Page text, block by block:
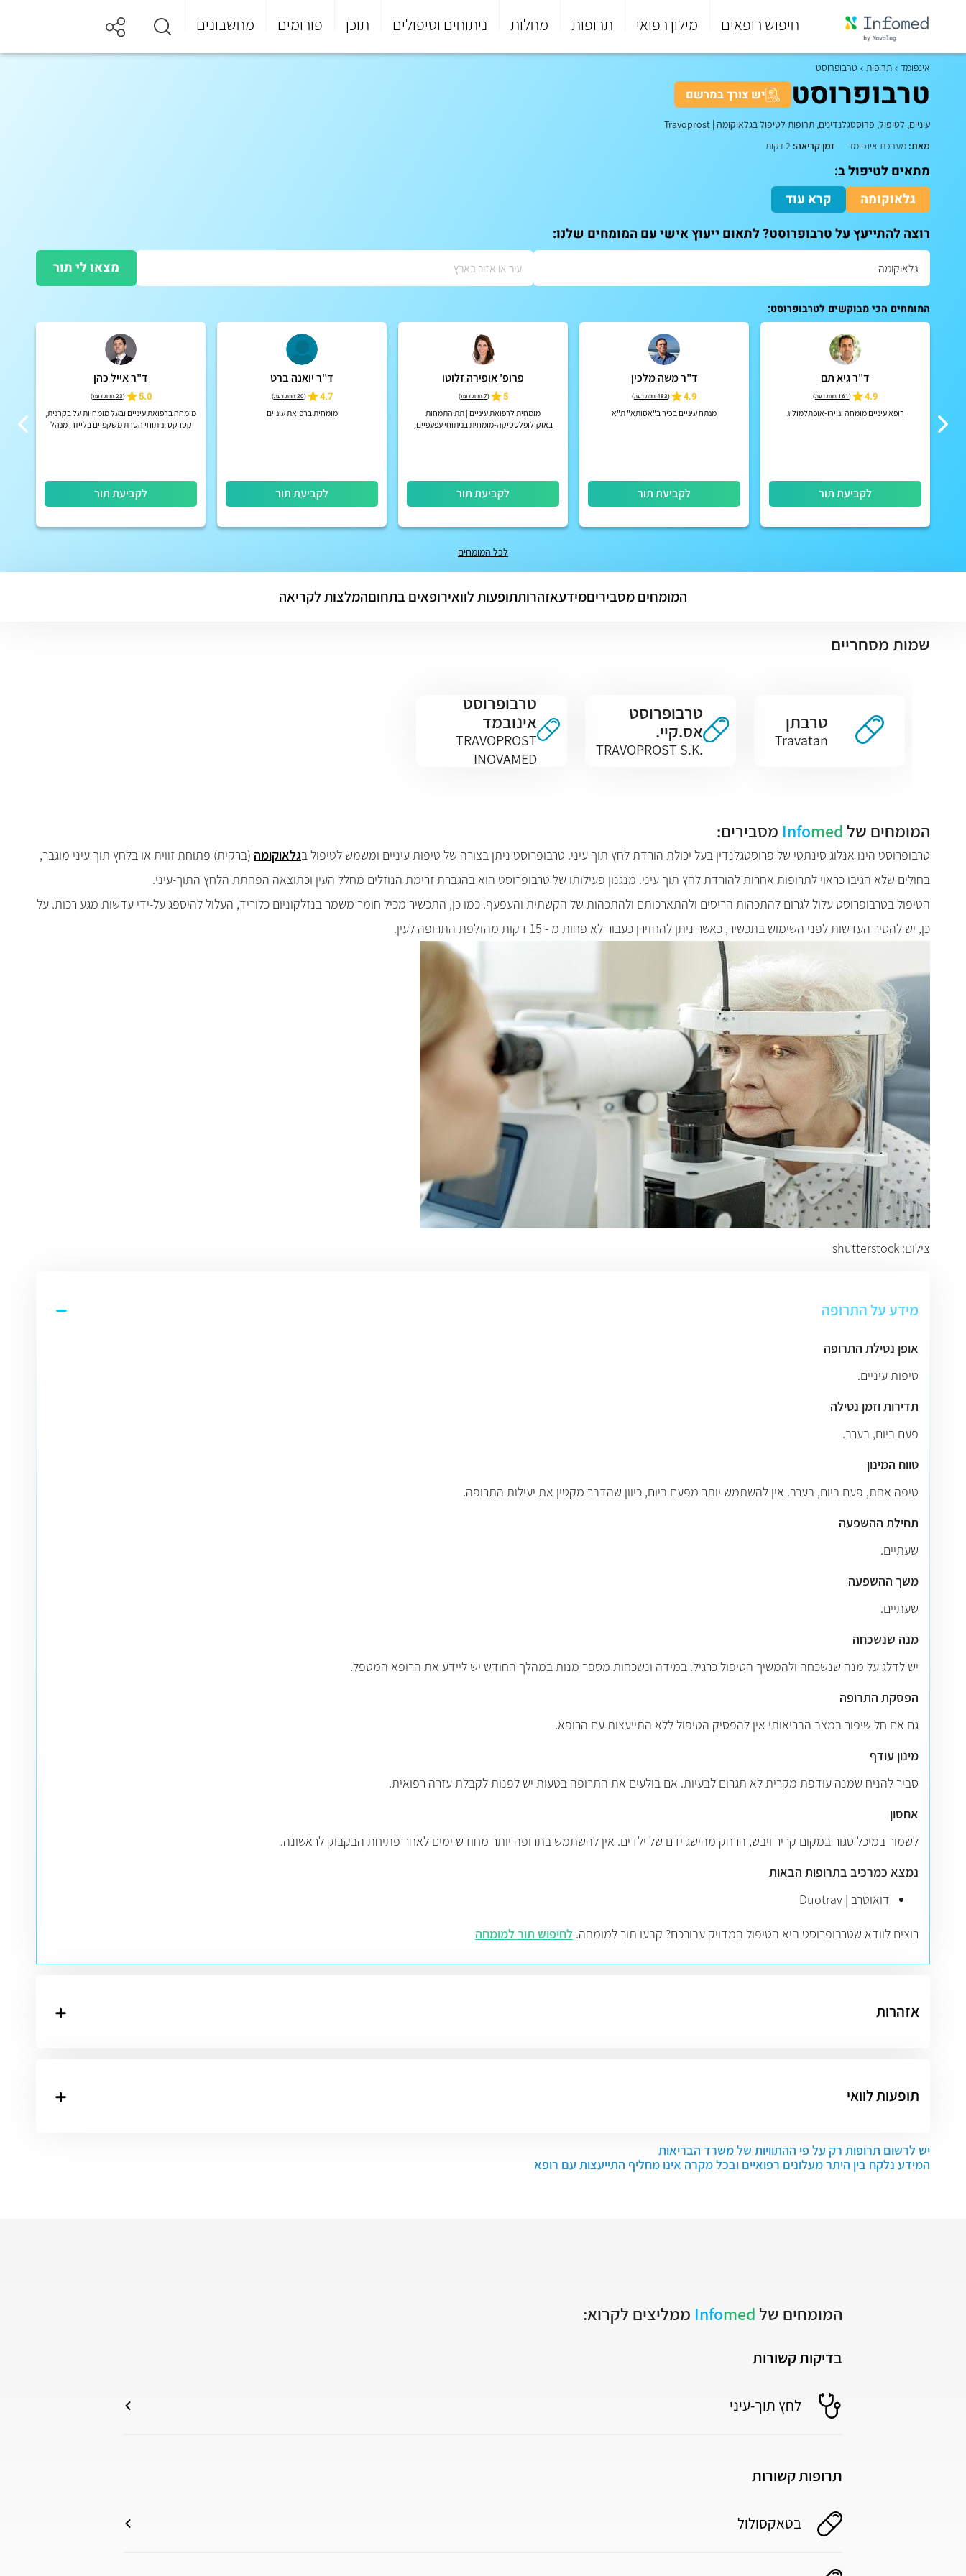
חיפוש רופאים מילון רפואי תרופות מחלות ניתוחים וטיפולים תוכן פורומים מחשבונים
סוף
הראשי.
אינפומד תרופות טרבופרוסט
טרבופרוסט יש צורך במרשם
עיניים, לטיפול, פרוסטגלנדינים, תרופות לטיפול בגלאוקומה |
Travoprost
מאת: מערכת אינפומד זמן קריאה:
מתאים לטיפול ב:
גלאוקומה
קרא עוד
רוצה להתייעץ על טרבופרוסט? לתאום ייעוץ אישי עם המומחים שלנו:
מצאו לי תור
המומחים הכי מבוקשים לטרבופרוסט:
ד"ר גיא תם
4.9
(161 חוות דעת )
רופא עיניים מומחה ונוירו-אופתלמולוג
לקביעת תור
ד"ר משה מלכין
4.9
(483 חוות דעת )
מנתח עיניים בכיר ב"אסותא" ת"א
לקביעת תור
פרופ' אופירה זלוטו
5
(7 חוות דעת )
מומחית לרפואת עיניים | תת התמחות
באוקולופלסטיקה-מומחית בניתוחי עפעפיים,
לקביעת תור
ד"ר יואנה ברט
4.7
(20 חוות דעת )
מומחית ברפואת עיניים
לקביעת תור
ד"ר אייל כהן
5.0
(23 חוות דעת )
מומחה ברפואת עיניים ובעל מומחיות על בקרנית,
קטרקט וניתוחי הסרת משקפיים בלייזר, מנהל
לקביעת תור
לכל המומחים
המומחים מסביריםמידעאזהרותתופעות לוואירופאים בתחוםהמלצות לקריאה
שמות מסחריים
טרבתן
Travatan
טרבופרוסט
אס.קיי.
.TRAVOPROST S.K
טרבופרוסט
אינובמד
TRAVOPROST
INOVAMED
המומחים של Infomed מסבירים:
טרבופרוסט הינו אנלוג סינתטי של פרוסטגלנדין בעל יכולת הורדת לחץ תוך עיני. טרבופרוסט ניתן בצורה של טיפות עיניים ומשמש לטיפול בגלאוקומה (ברקית) פתוחת זווית או בלחץ תוך עיני מוגבר,
בחולים שלא הגיבו כראוי לתרופות אחרות להורדת לחץ תוך עיני. מנגנון פעילותו של טרבופרוסט הוא בהגברת זרימת הנוזלים מחלל העין וכתוצאה הפחתת הלחץ התוך-עיני.
הטיפול בטרבופרוסט עלול לגרום להתכהות הריסים ולהתארכותם ולהתכהות של הקשתית והעפעף. כמו כן, התכשיר מכיל חומר משמר בנזלקוניום כלוריד, העלול להיספג על-ידי עדשות מגע רכות. על
כן, יש להסיר העדשות לפני השימוש בתכשיר, כאשר ניתן להחזירן כעבור לא פחות מ - 15 דקות מהזלפת התרופה לעין.
צילום:
shutterstock
מידע על התרופה
אופן נטילת התרופה
טיפות עיניים.
תדירות וזמן נטילה
פעם ביום, בערב.
טווח המינון
טיפה אחת, פעם ביום, בערב. אין להשתמש יותר מפעם ביום, כיוון שהדבר מקטין את יעילות התרופה.
תחילת ההשפעה
שעתיים.
משך ההשפעה
שעתיים.
מנה שנשכחה
יש לדלג על מנה שנשכחה ולהמשיך הטיפול כרגיל. במידה ונשכחות מספר מנות במהלך החודש יש ליידע את הרופא המטפל.
הפסקת התרופה
גם אם חל שיפור במצב הבריאותי אין להפסיק הטיפול ללא התייעצות עם הרופא.
מינון עודף
סביר להניח שמנה עודפת מקרית לא תגרום לבעיות. אם בולעים את התרופה בטעות יש לפנות לקבלת עזרה רפואית.
אחסון
לשמור במיכל סגור במקום קריר ויבש, הרחק מהישג ידם של ילדים. אין להשתמש בתרופה יותר מחודש ימים לאחר פתיחת הבקבוק לראשונה.
נמצא כמרכיב בתרופות הבאות
דואוטרב | Duotrav
רוצים לוודא שטרבופרוסט היא הטיפול המדויק עבורכם? קבעו תור למומחה. לחיפוש תור למומחה
אזהרות
תופעות לוואי
יש לרשום תרופות רק על פי ההתוויות של משרד הבריאות
המידע נלקח בין היתר מעלונים רפואיים ובכל מקרה אינו מחליף התייעצות עם רופא
המומחים של Infomed ממליצים לקרוא:
בדיקות קשורות
לחץ תוך-עיני
תרופות קשורות
בטאקסולול